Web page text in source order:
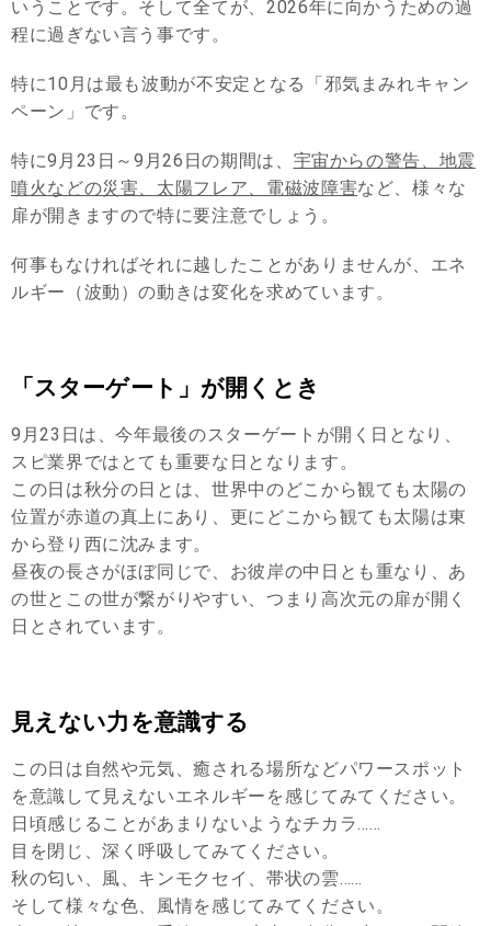
いうことです。そして全てが、2026年に向かうための過
程に過ぎない言う事です。
特に10月は最も波動が不安定となる「邪気まみれキャン
ペーン」です。
特に9月23日～9月26日の期間は、 宇宙からの警告、地震
噴火などの災害、太陽フレア、電磁波障害など、様々な
扉が開きますので特に要注意でしょう。
何事もなければそれに越したことがありませんが、エネ
ルギー（波動）の動きは変化を求めています。
「スターゲート」が開くとき
9月23日は、今年最後のスターゲートが開く日となり、
スピ業界ではとても重要な日となります。
この日は秋分の日とは、世界中のどこから観ても太陽の
位置が赤道の真上にあり、更にどこから観ても太陽は東
から登り西に沈みます。
昼夜の長さがほぼ同じで、お彼岸の中日とも重なり、あ
の世とこの世が繋がりやすい、つまり高次元の扉が開く
日とされています。
見えない力を意識する
この日は自然や元気、癒される場所などパワースポット
を意識して見えないエネルギーを感じてみてください。
日頃感じることがあまりないようなチカラ……
目を閉じ、深く呼吸してみてください。
秋の匂い、風、キンモクセイ、帯状の雲……
そして様々な色、風情を感じてみてください。